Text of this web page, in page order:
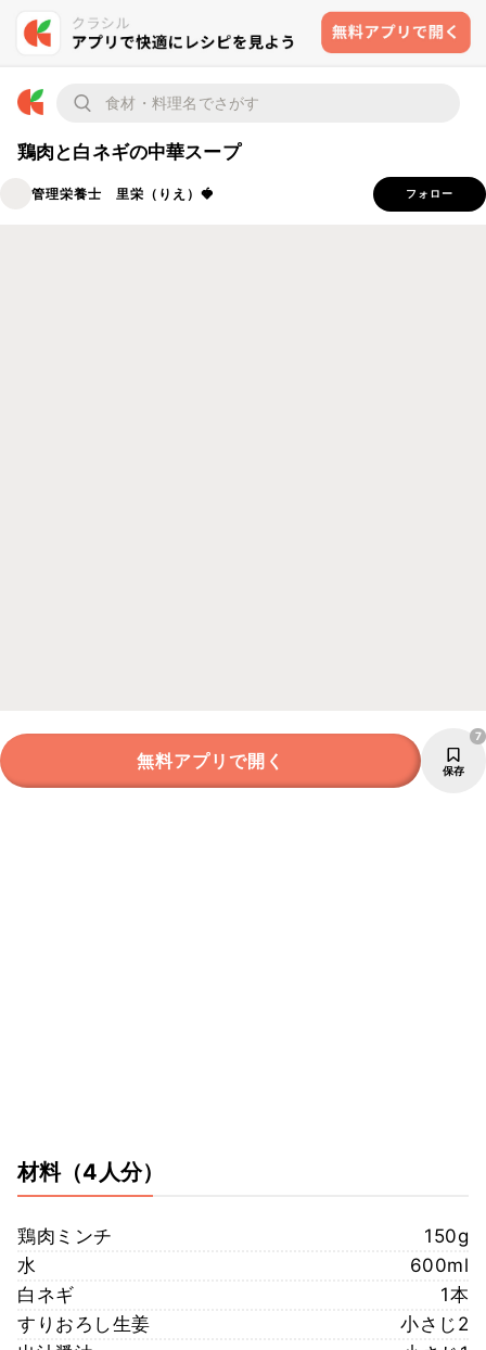
鶏肉と白ネギの中華スープ
管理栄養士 里栄（りえ）🍓 フォロー
無料アプリで開く 保存
7
材料（4人分）
鶏肉ミンチ
150g
水
600ml
白ネギ
1本
すりおろし生姜
小さじ2